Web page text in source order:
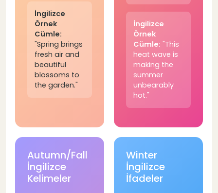
İngilizce
Örnek
Cümle:
"Spring brings
fresh air and
beautiful
blossoms to
the garden."
İngilizce
Örnek
Cümle: "This
heat wave is
making the
summer
unbearably
hot."
Autumn/Fall
İngilizce
Kelimeler
Winter
İngilizce
İfadeler